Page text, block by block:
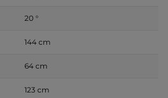
20 °
144 cm
64 cm
123 cm